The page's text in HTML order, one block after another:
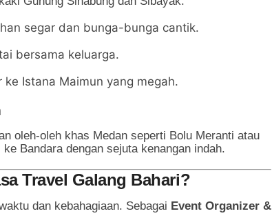
segar dan bunga-bunga cantik.
bersama keluarga.
Istana Maimun yang megah.
oleh-oleh khas Medan seperti Bolu Meranti atau
Bandara dengan sejuta kenangan indah.
Travel Galang Bahari?
dan kebahagiaan. Sebagai Event Organizer &